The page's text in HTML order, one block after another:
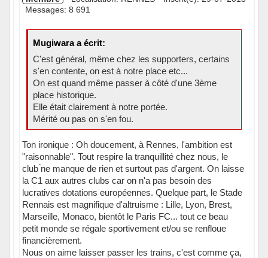
Messages: 8 691
Mugiwara a écrit:
C'est général, même chez les supporters, certains
s'en contente, on est à notre place etc...
On est quand même passer à côté d'une 3ème
place historique.
Elle était clairement à notre portée.
Mérité ou pas on s'en fou.
Ton ironique : Oh doucement, à Rennes, l'ambition est
"raisonnable". Tout respire la tranquillité chez nous, le
club ́ne manque de rien et surtout pas d'argent. On laisse
la C1 aux autres clubs car on n'a pas besoin des
lucratives dotations européennes. Quelque part, le Stade
Rennais est magnifique d'altruisme : Lille, Lyon, Brest,
Marseille, Monaco, bientôt le Paris FC... tout ce beau
petit monde se régale sportivement et/ou se renfloue
financièrement.
Nous on aime laisser passer les trains, c'est comme ça,